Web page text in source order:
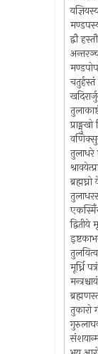
द्वौ
तुलाधरे
द्वितीये
मूर्ध्नि
तुकारो